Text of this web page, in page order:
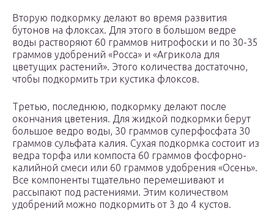
Вторую подкормку делают во время развития
бутонов на флоксах. Для этого в большом ведре
воды растворяют 60 граммов нитрофоски и по 30-35
граммов удобрений «Росса» и «Агрикола для
цветущих растений». Этого количества достаточно,
чтобы подкормить три кустика флоксов.
Третью, последнюю, подкормку делают после
окончания цветения. Для жидкой подкормки берут
большое ведро воды, 30 граммов суперфосфата 30
граммов сульфата калия. Сухая подкормка состоит из
ведра торфа или компоста 60 граммов фосфорно-
калийной смеси или 60 граммов удобрения «Осень».
Все компоненты тщательно перемешивают и
рассыпают под растениями. Этим количеством
удобрений можно подкормить от 3 до 4 кустов.